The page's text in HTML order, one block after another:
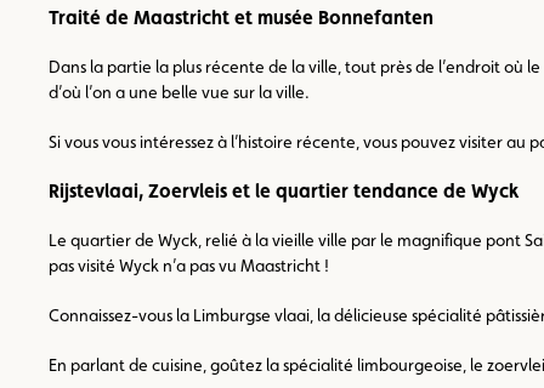
Traité de Maastricht et musée Bonnefanten
Dans la partie la plus récente de la ville, tout près de l’endroit où
d’où l’on a une belle vue sur la ville.
Si vous vous intéressez à l’histoire récente, vous pouvez visiter
Rijstevlaai, Zoervleis et le quartier tendance de Wyck
Le quartier de Wyck, relié à la vieille ville par le magnifique pont
pas visité Wyck n’a pas vu Maastricht !
Connaissez-vous la Limburgse vlaai, la délicieuse spécialité
En parlant de cuisine, goûtez la spécialité limbourgeoise, le